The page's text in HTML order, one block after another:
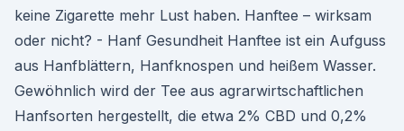
keine Zigarette mehr Lust haben. Hanftee – wirksam
oder nicht? - Hanf Gesundheit Hanftee ist ein Aufguss
aus Hanfblättern, Hanfknospen und heißem Wasser.
Gewöhnlich wird der Tee aus agrarwirtschaftlichen
Hanfsorten hergestellt, die etwa 2% CBD und 0,2%